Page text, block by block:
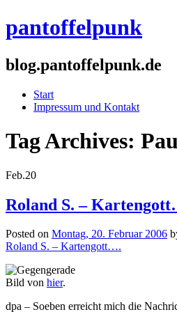
pantoffelpunk
blog.pantoffelpunk.de
Start
Impressum und Kontakt
Tag Archives:
Feb.20
Roland S. –
Posted on Montag, 20. Februar 2006
Roland S. – Kartengott….
Bild von hier.
dpa – Soeben erreicht mich die